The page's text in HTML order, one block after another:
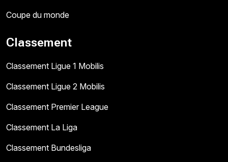
Coupe du monde
Classement
Classement Ligue 1 Mobilis
Classement Ligue 2 Mobilis
Classement Premier League
Classement La Liga
Classement Bundesliga